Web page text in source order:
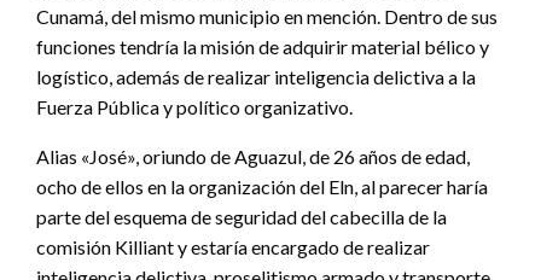
Cunamá, del mismo municipio en mención. Dentro de sus
funciones tendría la misión de adquirir material bélico y
logístico, además de realizar inteligencia delictiva a la
Fuerza Pública y político organizativo.
Alias «José», oriundo de Aguazul, de 26 años de edad,
ocho de ellos en la organización del Eln, al parecer haría
parte del esquema de seguridad del cabecilla de la
comisión Killiant y estaría encargado de realizar